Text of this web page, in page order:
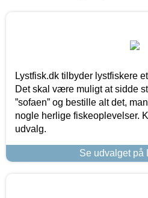
Lystfisk.dk tilbyder lystfiskere
Det skal være muligt at sidde
”sofaen” og bestille alt det,
nogle herlige fiskeoplevelser.
udvalg.
Se udvalget på